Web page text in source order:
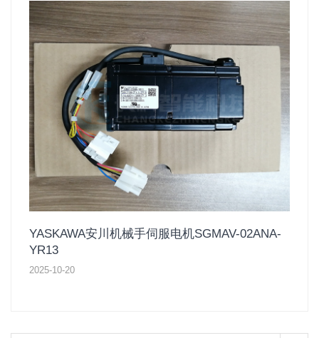
YASKAWA安川机械手伺服电机SGMAV-02ANA-
YR13
2025-10-20